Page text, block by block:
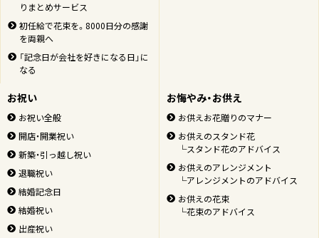
りまとめサービス
初任給で花束を。8000日分の感謝
を両親へ
「記念日が会社を好きになる日」に
なる
お祝い
お祝い全般
開店・開業祝い
新築・引っ越し祝い
退職祝い
結婚記念日
結婚祝い
出産祝い
お悔やみ・お供え
お供えお花贈りのマナー
お供えのスタンド花
└スタンド花のアドバイス
お供えのアレンジメント
└アレンジメントのアドバイス
お供えの花束
└花束のアドバイス